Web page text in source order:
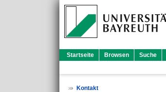
Startseite Browsen Suche
Kontakt